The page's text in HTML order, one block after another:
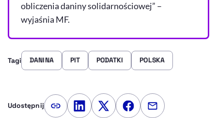
obliczenia daniny solidarnościowej” –
wyjaśnia MF.
Tagi DANINA PIT PODATKI POLSKA
Udostępnij Kopiuj link artykułu
Udostępnij na LinkedIn
Udostępnij na Twitterze
Udostępnij na
Udostępnij